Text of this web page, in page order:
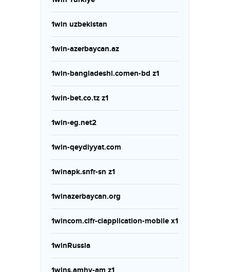
1win uzbekistan
1win-azerbaycan.az
1win-bangladeshi.comen-bd z1
1win-bet.co.tz z1
1win-eg.net2
1win-qeydiyyat.com
1winapk.snfr-sn z1
1winazerbaycan.org
1wincom.cifr-ciapplication-mobile x1
1winRussia